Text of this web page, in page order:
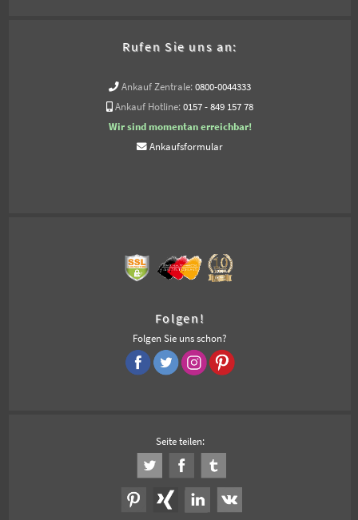
Rufen Sie uns an:
Ankauf Zentrale: 0800-0044333
Ankauf Hotline: 0157 - 849 157 78
Wir sind momentan erreichbar!
Ankaufsformular
Folgen!
Folgen Sie uns schon?
Seite teilen: